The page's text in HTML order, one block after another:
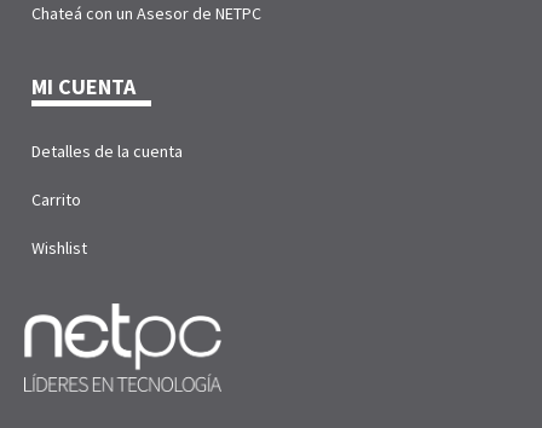
Chateá con un Asesor de NETPC
MI CUENTA
Detalles de la cuenta
Carrito
Wishlist